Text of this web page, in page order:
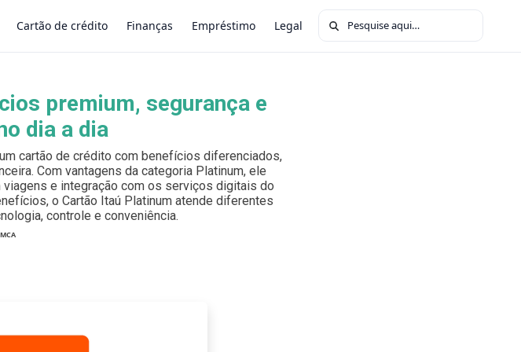
Cartão de crédito Finanças Empréstimo Legal Buscar por:
×
premium, segurança e
dia a dia
cartão de crédito com benefícios diferenciados,
Com vantagens da categoria Platinum, ele
e integração com os serviços digitais do
o Cartão Itaú Platinum atende diferentes
controle e conveniência.